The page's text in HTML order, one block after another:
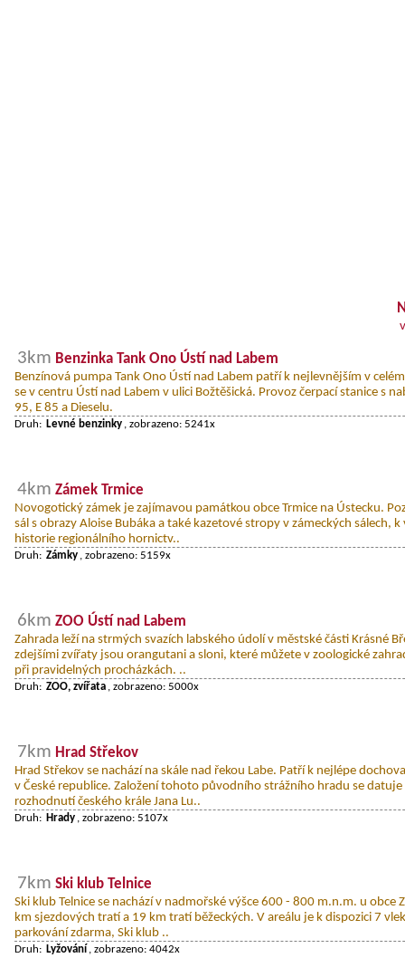
3km Benzinka Tank Ono Ústí nad Labem
Benzínová pumpa Tank Ono Ústí nad Labem patří k nejlevnějším v
se v centru Ústí nad Labem v ulici Božtěšická. Provoz čerpací stanice s
95, E 85 a Dieselu.
Druh: Levné benzinky , zobrazeno: 5241x
4km Zámek Trmice
Novogotický zámek je zajímavou památkou obce Trmice na Ústecku.
sál s obrazy Aloise Bubáka a také kazetové stropy v zámeckých sálech, k
historie regionálního hornictv..
Druh: Zámky , zobrazeno: 5159x
6km ZOO Ústí nad Labem
Zahrada leží na strmých svazích labského údolí v městské části Krásné
zdejšími zvířaty jsou orangutani a sloni, které můžete v zoologické
při pravidelných procházkách. ..
Druh: ZOO, zvířata , zobrazeno: 5000x
7km Hrad Střekov
Hrad Střekov se nachází na skále nad řekou Labe. Patří k nejlépe
v České republice. Založení tohoto původního strážního hradu se
rozhodnutí českého krále Jana Lu..
Druh: Hrady , zobrazeno: 5107x
7km Ski klub Telnice
Ski klub Telnice se nachází v nadmořské výšce 600 - 800 m.n.m. u obce
km sjezdových tratí a 19 km tratí běžeckých. V areálu je k dispozici 7
parkování zdarma, Ski klub ..
Druh: Lyžování , zobrazeno: 4042x